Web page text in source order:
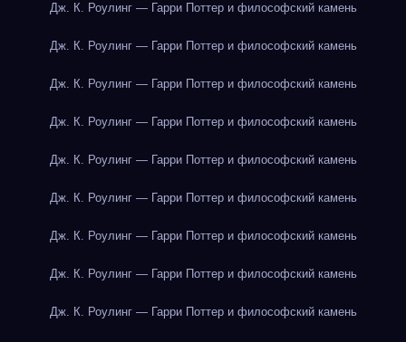
Дж. К. Роулинг — Гарри Поттер и философский камень
Дж. К. Роулинг — Гарри Поттер и философский камень
Дж. К. Роулинг — Гарри Поттер и философский камень
Дж. К. Роулинг — Гарри Поттер и философский камень
Дж. К. Роулинг — Гарри Поттер и философский камень
Дж. К. Роулинг — Гарри Поттер и философский камень
Дж. К. Роулинг — Гарри Поттер и философский камень
Дж. К. Роулинг — Гарри Поттер и философский камень
Дж. К. Роулинг — Гарри Поттер и философский камень